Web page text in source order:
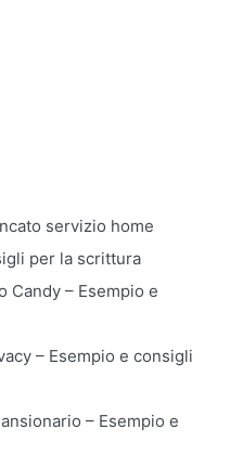
servizio home
per la scrittura
Candy​ – Esempio e
– Esempio e consigli
– Esempio e